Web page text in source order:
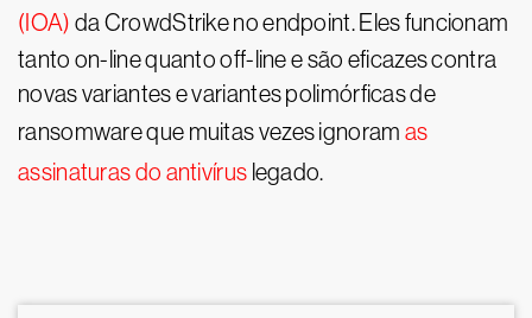
(IOA) da CrowdStrike no endpoint. Eles funcionam
tanto on-line quanto off-line e são eficazes contra
novas variantes e variantes polimórficas de
ransomware que muitas vezes ignoram as
assinaturas do antivírus legado.